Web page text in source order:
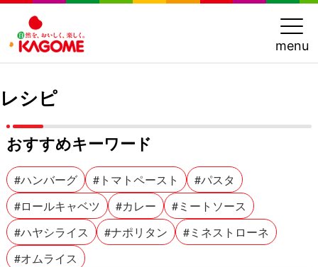
menu
レシピ
おすすめキーワード
#ハンバーグ #トマトペースト
#パスタ
#ロールキャベツ
#カレー
#ミートソース
#ハヤシライス
#ナポリタン
#ミネストローネ
#オムライス